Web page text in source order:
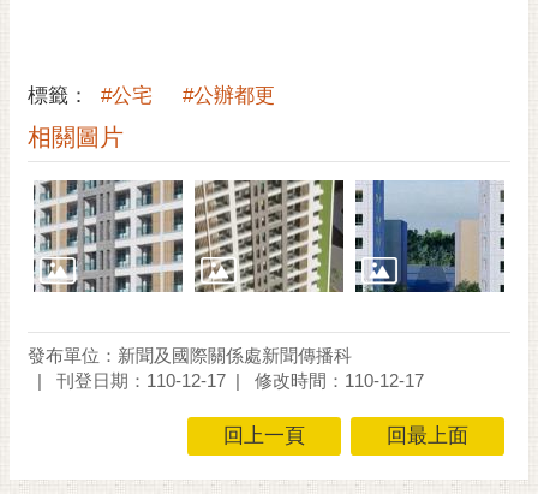
政
策
站
資
料
開
宣
告
標籤： #公宅 #公辦都更
相關圖片
發布單位：新聞及國際關係處新聞傳播科
刊登日期：110-12-17
修改時間：110-12-17
回上一頁 回最上面